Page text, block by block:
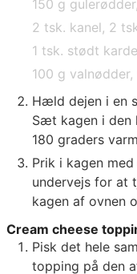
150 g gulerødder,
2 tsk. kanel, 2
1 tsk. stødt
100 g valnødder,
Hæld dejen i en
Sæt kagen i den
180 graders
Prik i kagen
undervejs for at
kagen af ovnen
Cream cheese
Pisk det hele
topping på den